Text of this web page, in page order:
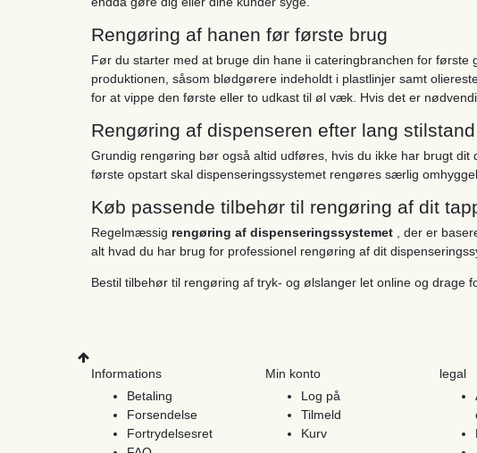
Rengøring af hanen før første brug
Før du starter med at bruge din hane ii cateringbranchen for
produktionen, såsom blødgørere indeholdt i plastlinjer samt
for at vippe den første eller to udkast til øl væk. Hvis det er
Rengøring af dispenseren efter lang stilstand
Grundig rengøring bør også altid udføres, hvis du ikke har brugt
første opstart skal dispenseringssystemet rengøres særlig
Køb passende tilbehør til rengøring af dit
Regelmæssig rengøring af dispenseringssystemet
, der er
alt hvad du har brug for professionel rengøring af dit
Bestil tilbehør til rengøring af tryk- og ølslanger let online og drage
Informations
Betaling
Forsendelse
Fortrydelsesret
Min konto
Log på
Tilmeld
Kurv
legal